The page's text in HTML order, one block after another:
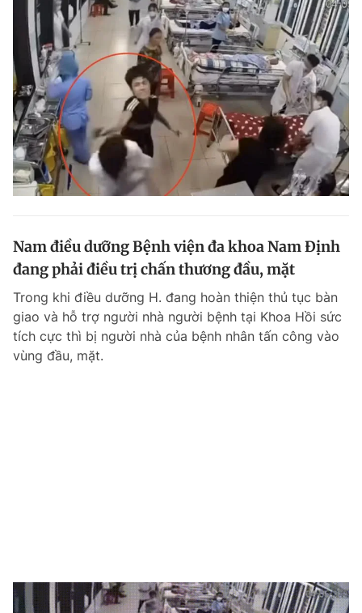
Nam điều dưỡng Bệnh viện đa khoa Nam Định
đang phải điều trị chấn thương đầu, mặt
Trong khi điều dưỡng H. đang hoàn thiện thủ tục bàn
giao và hỗ trợ người nhà người bệnh tại Khoa Hồi sức
tích cực thì bị người nhà của bệnh nhân tấn công vào
vùng đầu, mặt.